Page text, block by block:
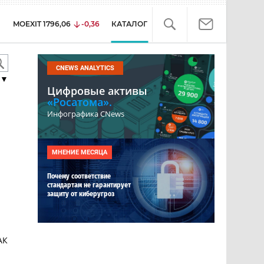
MOEXIT 1796,06 -0,36 КАТАЛОГ
CNEWS ANALYTICS
Цифровые активы
«Росатома».
Инфографика CNews
МНЕНИЕ МЕСЯЦА
Почему соответствие
стандартам не гарантирует
защиту от киберугроз